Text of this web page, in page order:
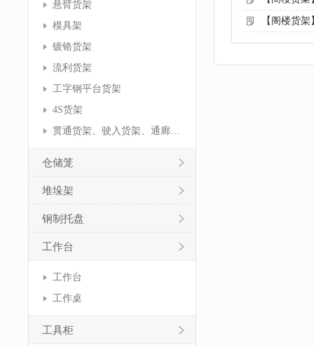
悬臂货架
模具架
镀铬货架
流利货架
工字钢平台货架
4S货架
贯通货架、驶入货架、通廊货架
仓储笼
堆垛架
钢制托盘
工作台
工作台
工作桌
工具柜
【阁楼货